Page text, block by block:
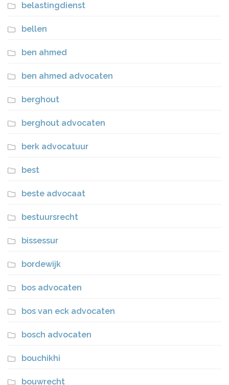
belastingdienst
bellen
ben ahmed
ben ahmed advocaten
berghout
berghout advocaten
berk advocatuur
best
beste advocaat
bestuursrecht
bissessur
bordewijk
bos advocaten
bos van eck advocaten
bosch advocaten
bouchikhi
bouwrecht